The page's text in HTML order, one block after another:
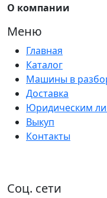
О компании
Меню
Главная
Каталог
Машины в
Доставка
Юридическим
Выкуп
Контакты
Соц. сети